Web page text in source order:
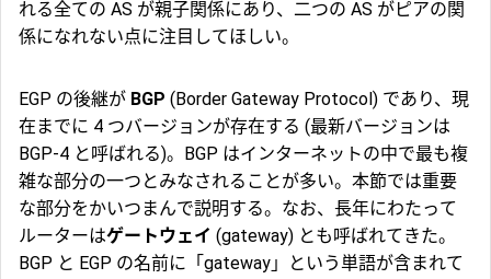
れる全ての AS が親子関係にあり、二つの AS がピアの関
係になれない点に注目してほしい。
EGP の後継が BGP (Border Gateway Protocol) であり、現
在までに 4 つバージョンが存在する (最新バージョンは
BGP-4 と呼ばれる)。BGP はインターネットの中で最も複
雑な部分の一つとみなされることが多い。本節では重要
な部分をかいつまんで説明する。なお、長年にわたって
ルーターはゲートウェイ (gateway) とも呼ばれてきた。
BGP と EGP の名前に「gateway」という単語が含まれて